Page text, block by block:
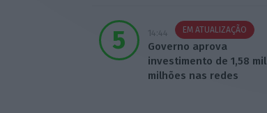
14:44 EM ATUALIZAÇÃO
Governo aprova
investimento de 1,58 mil
milhões nas redes